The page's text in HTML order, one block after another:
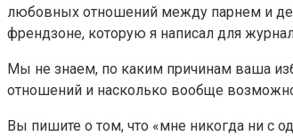
любовных отношений между парнем и
френдзоне, которую я написал для
Мы не знаем, по каким причинам ваша
отношений и насколько вообще
Вы пишите о том, что «мне никогда ни с